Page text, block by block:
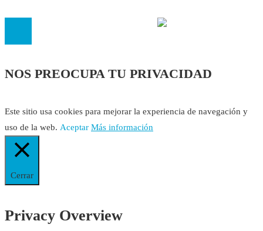
NOS PREOCUPA TU PRIVACIDAD
Este sitio usa cookies para mejorar la experiencia de navegación y
uso de la web. Aceptar Más información
Cerrar
Privacy Overview